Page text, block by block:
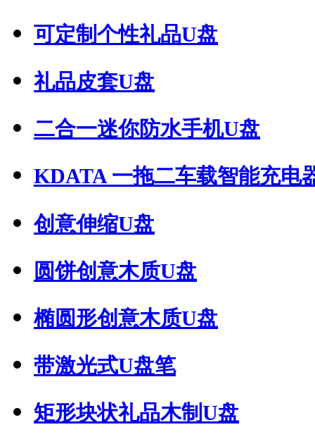
可定制个性礼品U盘
礼品皮套U盘
二合一迷你防水手机U盘
KDATA 一拖二车载智能充电
创意伸缩U盘
圆饼创意木质U盘
椭圆形创意木质U盘
带激光式U盘笔
矩形块状礼品木制U盘